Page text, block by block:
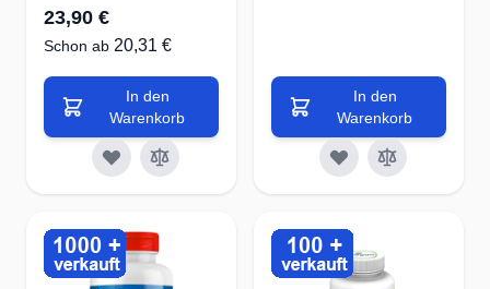
Aufbau von Muskulatur zu ermöglichen, benötigt der
Körper Aminosäuren. Um die vielen Umbau- und
ermöglichen, müssen die acht essenziellen
Aminosäuren gleichzeitig vorhanden sein.
23,90 €
Schon ab 20,31 €
In den
Warenkorb
In den
Warenkorb